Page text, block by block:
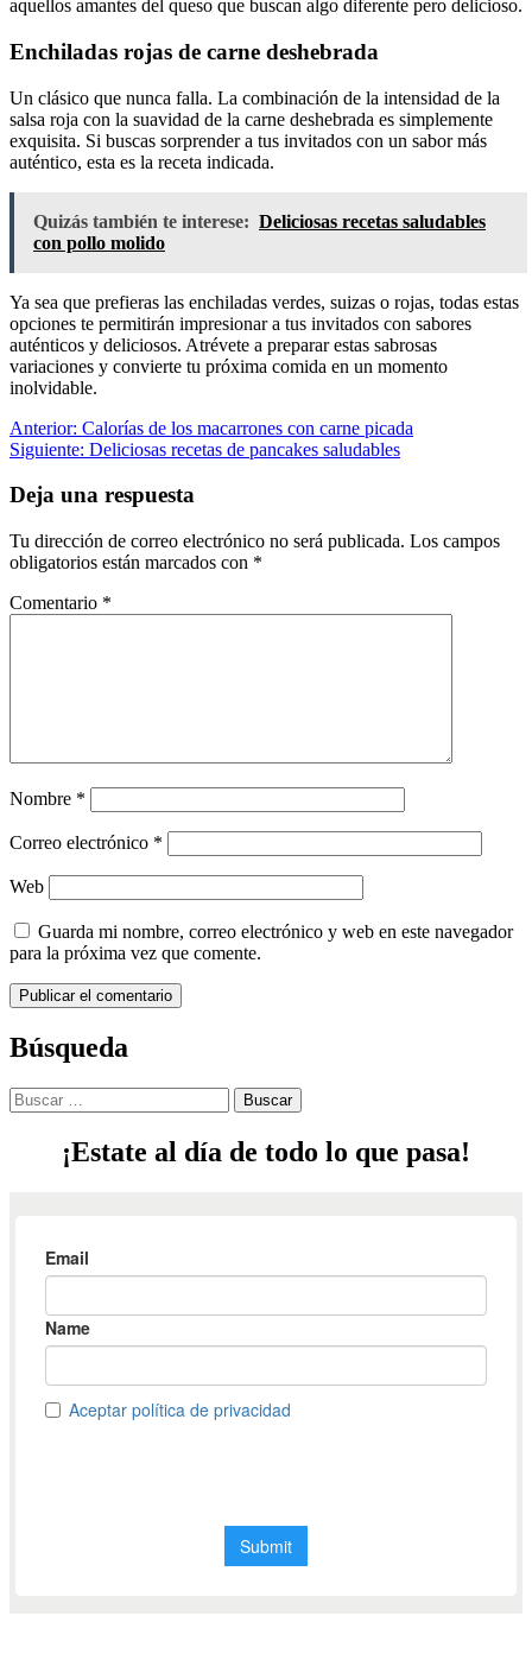
aquellos amantes del queso que buscan algo diferente pero delicioso.
Enchiladas rojas de carne deshebrada
Un clásico que nunca falla. La combinación de la intensidad de la
salsa roja con la suavidad de la carne deshebrada es simplemente
exquisita. Si buscas sorprender a tus invitados con un sabor más
auténtico, esta es la receta indicada.
Quizás también te interese: Deliciosas recetas saludables
con pollo molido
Ya sea que prefieras las enchiladas verdes, suizas o rojas, todas estas
opciones te permitirán impresionar a tus invitados con sabores
auténticos y deliciosos. Atrévete a preparar estas sabrosas
variaciones y convierte tu próxima comida en un momento
inolvidable.
Navegación
de
entradas
Anterior: Calorías de los macarrones con carne picada
Siguiente: Deliciosas recetas de pancakes saludables
Deja una respuesta
Tu dirección de correo electrónico no será publicada. Los campos
obligatorios están marcados con *
Comentario *
Nombre *
Correo electrónico *
Web
Guarda mi nombre, correo electrónico y web en este navegador
para la próxima vez que comente.
Búsqueda
Buscar:
¡Estate al día de todo lo que pasa!